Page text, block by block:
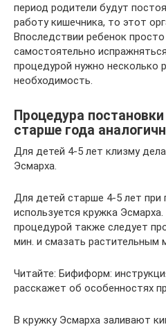
период родители будут
работу кишечника, то этот
Впоследствии ребенок
самостоятельно
процедурой нужно несколько
необходимость.
Процедура
старше года
Для детей 4-5 лет клизму
Эсмарха.
Для детей старше 4-5 лет при
используется кружка
процедурой также следует
мин. и смазать растительным
Читайте: Бифиформ:
расскажет об особенностях
В кружку Эсмарха заливают